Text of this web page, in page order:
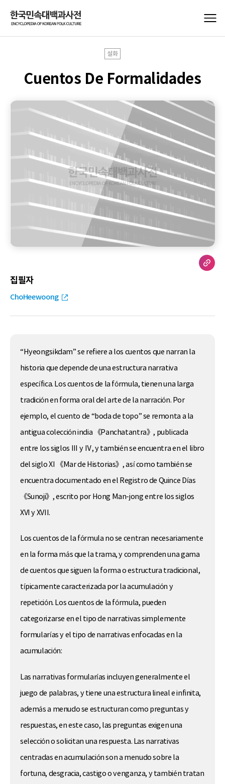
설화
Cuentos De Formalidades
집필자
ChoHeewoong
“Hyeongsikdam” se refiere a los cuentos que narran la
historia que depende de una estructura narrativa
específica. Los cuentos de la fórmula, tienen una larga
tradición en forma oral del arte de la narración. Por
ejemplo, el cuento de “boda de topo” se remonta a la
antigua colección india 《Panchatantra》, publicada
entre los siglos Ⅲ y Ⅳ, y también se encuentra en el libro
del siglo XI 《Mar de Historias》, así como también se
encuentra documentado en el Registro de Quince Días
《Sunoji》, escrito por Hong Man-jong entre los siglos
XVI y XVII.
Los cuentos de la fórmula no se centran necesariamente
en la forma más que la trama, y comprenden una gama
de cuentos que siguen la forma o estructura tradicional,
típicamente caracterizada por la acumulación y
repetición. Los cuentos de la fórmula, pueden
categorizarse en el tipo de narrativas simplemente
formularías y el tipo de narrativas enfocadas en la
acumulación:
Las narrativas formularías incluyen generalmente el
juego de palabras, y tiene una estructura lineal e infinita,
además a menudo se estructuran como preguntas y
respuestas, en este caso, las preguntas exigen una
selección o solicitan una respuesta. Las narrativas
centradas en acumulación son a menudo sobre la
fortuna, desgracia, castigo o venganza, y también tratan